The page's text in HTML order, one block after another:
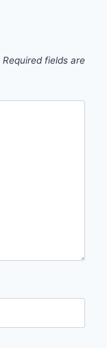
Required fields are